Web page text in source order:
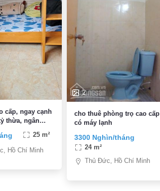
cấp, ngay cạnh
thừa, ngân
25 m²
Hồ Chí Minh
2
cho thuê phòng trọ cao cấp
có máy lạnh
3300 Nghìn/tháng
24 m²
Thủ Đức, Hồ Chí Minh